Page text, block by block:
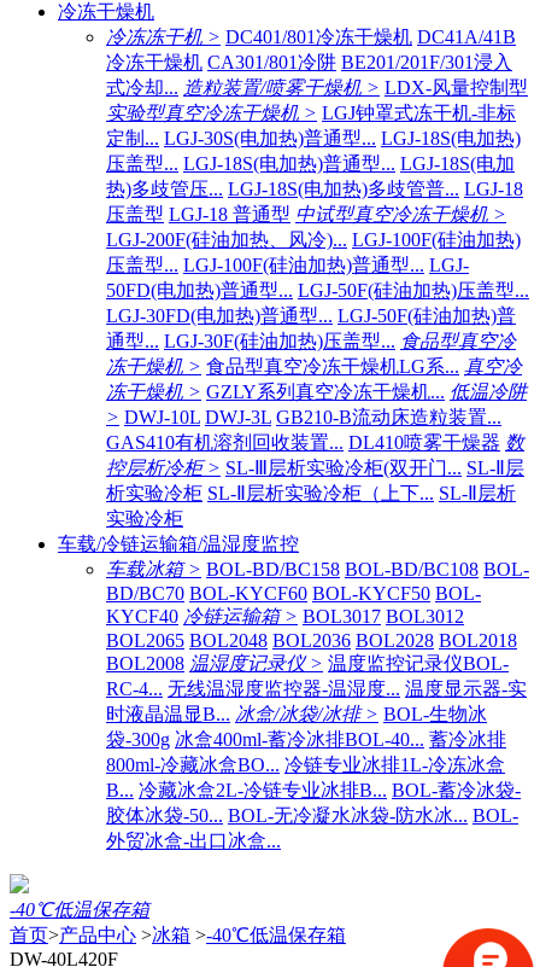
冷冻干燥机
冷冻冻干机 > DC401/801冷冻干燥机 DC41A/41B
冷冻干燥机 CA301/801冷阱 BE201/201F/301浸入
式冷却... 造粒装置/喷雾干燥机 > LDX-风量控制型
实验型真空冷冻干燥机 > LGJ钟罩式冻干机-非标
定制... LGJ-30S(电加热)普通型... LGJ-18S(电加热)
压盖型... LGJ-18S(电加热)普通型... LGJ-18S(电加
热)多歧管压... LGJ-18S(电加热)多歧管普... LGJ-18
压盖型 LGJ-18 普通型 中试型真空冷冻干燥机 >
LGJ-200F(硅油加热、风冷)... LGJ-100F(硅油加热)
压盖型... LGJ-100F(硅油加热)普通型... LGJ-
50FD(电加热)普通型... LGJ-50F(硅油加热)压盖型...
LGJ-30FD(电加热)普通型... LGJ-50F(硅油加热)普
通型... LGJ-30F(硅油加热)压盖型... 食品型真空冷
冻干燥机 > 食品型真空冷冻干燥机LG系... 真空冷
冻干燥机 > GZLY系列真空冷冻干燥机... 低温冷阱
> DWJ-10L DWJ-3L GB210-B流动床造粒装置...
GAS410有机溶剂回收装置... DL410喷雾干燥器 数
控层析冷柜 > SL-Ⅲ层析实验冷柜(双开门... SL-Ⅱ层
析实验冷柜 SL-Ⅱ层析实验冷柜（上下... SL-Ⅱ层析
实验冷柜
车载/冷链运输箱/温湿度监控
车载冰箱 > BOL-BD/BC158 BOL-BD/BC108 BOL-
BD/BC70 BOL-KYCF60 BOL-KYCF50 BOL-
KYCF40 冷链运输箱 > BOL3017 BOL3012
BOL2065 BOL2048 BOL2036 BOL2028 BOL2018
BOL2008 温湿度记录仪 > 温度监控记录仪BOL-
RC-4... 无线温湿度监控器-温湿度... 温度显示器-实
时液晶温显B... 冰盒/冰袋/冰排 > BOL-生物冰
袋-300g 冰盒400ml-蓄冷冰排BOL-40... 蓄冷冰排
800ml-冷藏冰盒BO... 冷链专业冰排1L-冷冻冰盒
B... 冷藏冰盒2L-冷链专业冰排B... BOL-蓄冷冰袋-
胶体冰袋-50... BOL-无冷凝水冰袋-防水冰... BOL-
外贸冰盒-出口冰盒...
-40℃低温保存箱
首页>产品中心 >冰箱 >-40℃低温保存箱
DW-40L420F